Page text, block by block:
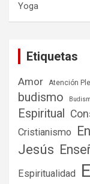
Yoga
Etiquetas
Amor Atención
budismo
Espiritual
Cristianismo
Jesús
Espiritualidad